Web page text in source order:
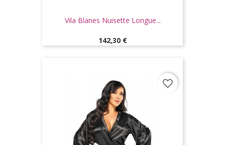
Vila Blanes Nuisette Longue...
Prix
142,30 €
favorite_border